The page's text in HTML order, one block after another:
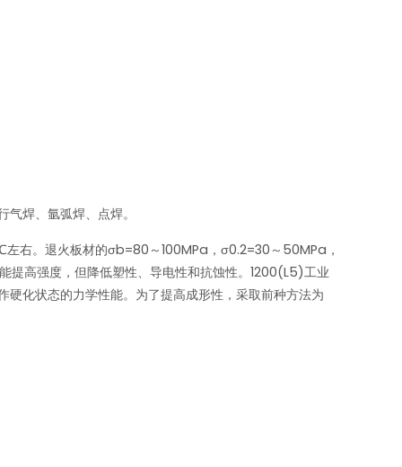
焊、氩弧焊、点焊。
左右。退火板材的σb=80～100MPa，σ0.2=30～50MPa，
提高强度，但降低塑性、导电性和抗蚀性。1200(L5)工业
化状态的力学性能。为了提高成形性，采取前种方法为